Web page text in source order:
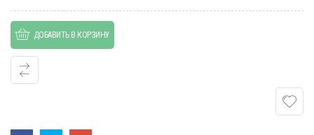
армянских
монет.
ДОБАВИТЬ В КОРЗИНУ